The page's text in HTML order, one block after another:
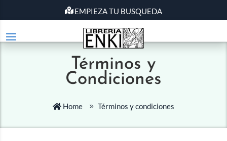
EMPIEZA TU BUSQUEDA
Términos y
Condiciones
Home Términos y condiciones